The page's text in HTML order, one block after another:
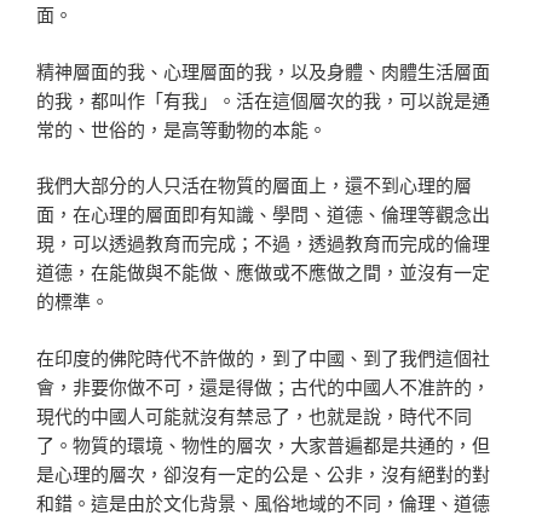
面。
精神層面的我、心理層面的我，以及身體、肉體生活層面
的我，都叫作「有我」。活在這個層次的我，可以說是通
常的、世俗的，是高等動物的本能。
我們大部分的人只活在物質的層面上，還不到心理的層
面，在心理的層面即有知識、學問、道德、倫理等觀念出
現，可以透過教育而完成；不過，透過教育而完成的倫理
道德，在能做與不能做、應做或不應做之間，並沒有一定
的標準。
在印度的佛陀時代不許做的，到了中國、到了我們這個社
會，非要你做不可，還是得做；古代的中國人不准許的，
現代的中國人可能就沒有禁忌了，也就是說，時代不同
了。物質的環境、物性的層次，大家普遍都是共通的，但
是心理的層次，卻沒有一定的公是、公非，沒有絕對的對
和錯。這是由於文化背景、風俗地域的不同，倫理、道德